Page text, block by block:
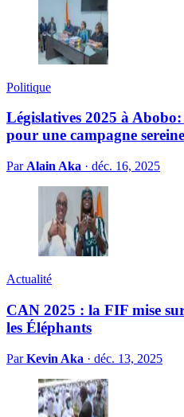
Politique
Législatives 2025 à
pour une campagne
Par Alain Aka · déc. 16, 2025
Actualité
CAN 2025 : la FIF mise
les Éléphants
ParKevin Aka · déc. 13, 2025